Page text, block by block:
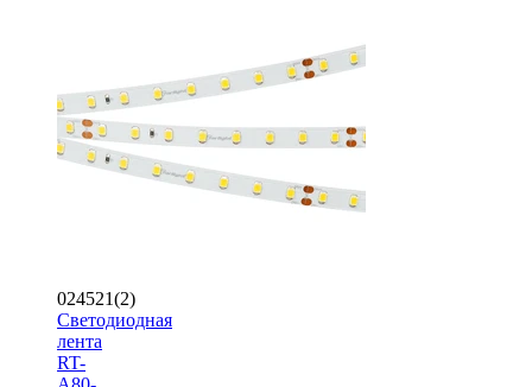
024521(2)
Светодиодная
лента
RT-